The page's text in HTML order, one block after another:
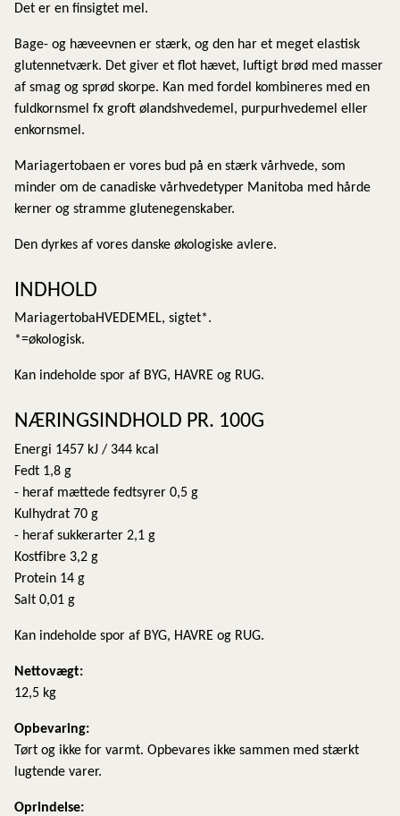
Det er en finsigtet mel.
Bage- og hæveevnen er stærk, og den har et meget elastisk
glutennetværk. Det giver et flot hævet, luftigt brød med masser
af smag og sprød skorpe. Kan med fordel kombineres med en
fuldkornsmel fx groft ølandshvedemel, purpurhvedemel eller
enkornsmel.
Mariagertobaen er vores bud på en stærk vårhvede, som
minder om de canadiske vårhvedetyper Manitoba med hårde
kerner og stramme glutenegenskaber.
Den dyrkes af vores danske økologiske avlere.
INDHOLD
MariagertobaHVEDEMEL, sigtet*.
*=økologisk.
Kan indeholde spor af BYG, HAVRE og RUG.
NÆRINGSINDHOLD PR. 100G
Energi 1457 kJ / 344 kcal
Fedt 1,8 g
- heraf mættede fedtsyrer 0,5 g
Kulhydrat 70 g
- heraf sukkerarter 2,1 g
Kostfibre 3,2 g
Protein 14 g
Salt 0,01 g
Kan indeholde spor af BYG, HAVRE og RUG.
Nettovægt:
12,5 kg
Opbevaring:
Tørt og ikke for varmt. Opbevares ikke sammen med stærkt
lugtende varer.
Oprindelse: